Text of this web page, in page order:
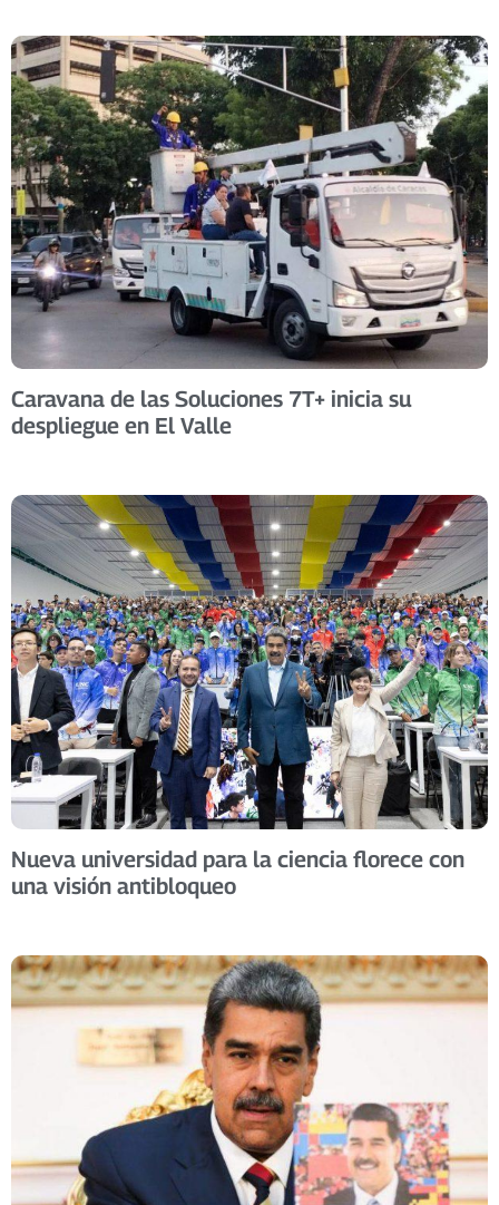
Caravana de las Soluciones 7T+ inicia su
despliegue en El Valle
Nueva universidad para la ciencia florece con
una visión antibloqueo